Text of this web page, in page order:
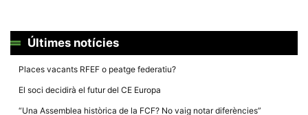
Últimes notícies
Places vacants RFEF o peatge federatiu?
El soci decidirà el futur del CE Europa
“Una Assemblea històrica de la FCF? No vaig notar diferències”